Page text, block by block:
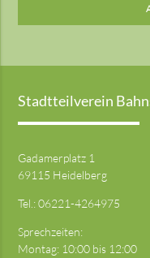
Stadtteilverein
Gadamerplatz 1
69115 Heidelberg
Tel.:06221-4264975
Sprechzeiten:
Montag: 10:00 bis 12:00